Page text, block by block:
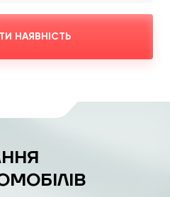
НАЯВНІСТЬ